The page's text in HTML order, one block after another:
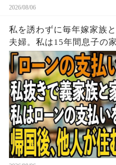
2026/08/06
私を誘わずに毎年嫁家族
夫婦。私は15年間息子の
って実印を押し家を即売
家を見た息子は顔面蒼白に